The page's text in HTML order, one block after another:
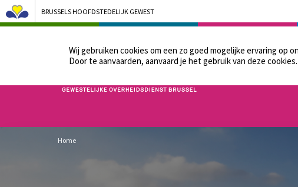
Wij gebruiken cookies om een zo goed mogelijke ervaring op
Door te aanvaarden, aanvaard je het gebruik van deze cookies.
BRUSSELS HOOFDSTEDELIJK GEWEST
Bruxelles Pouvoirs Locaux - Aller à la page d'accueil
Kruimelpad
Home